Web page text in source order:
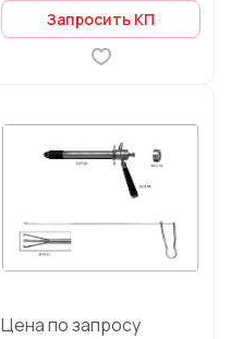
Запросить КП
Цена по запросу